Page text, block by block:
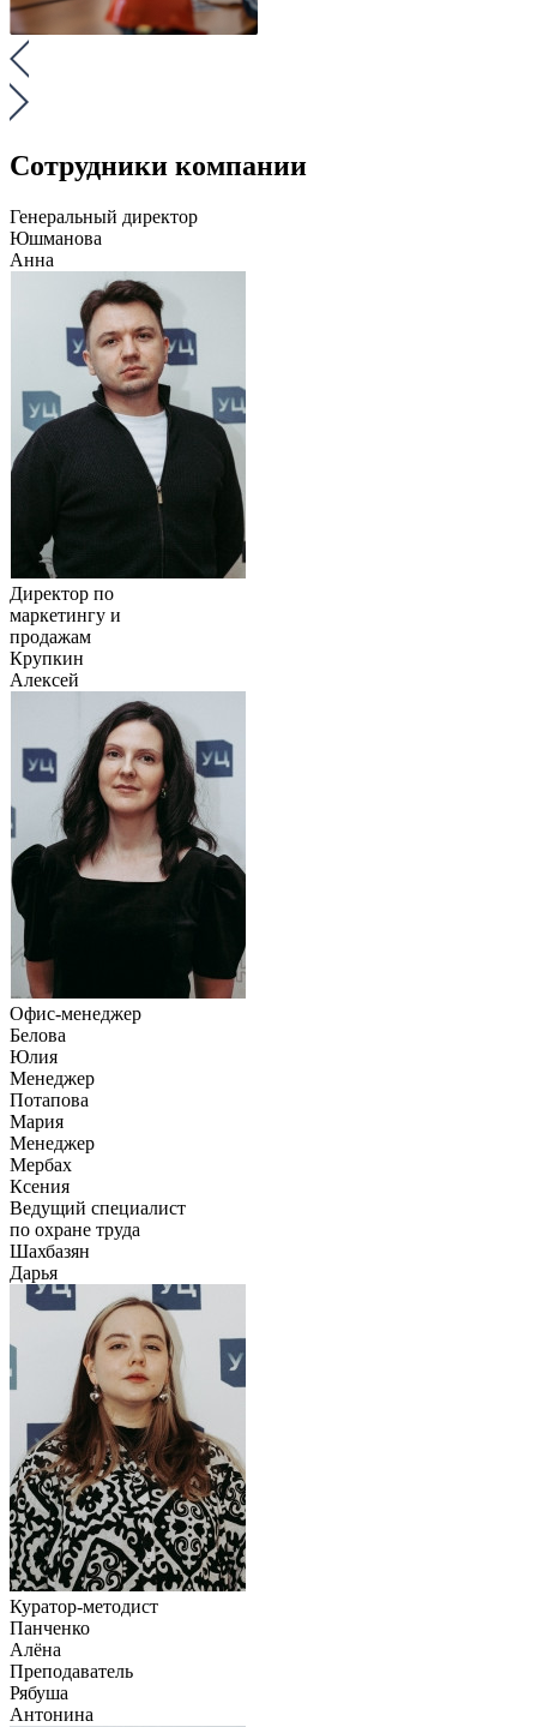
Сотрудники компании
Генеральный директор
Юшманова
Анна
Директор по
маркетингу и
продажам
Крупкин
Алексей
Офис-менеджер
Белова
Юлия
Менеджер
Потапова
Мария
Менеджер
Мербах
Ксения
Ведущий специалист
по охране труда
Шахбазян
Дарья
Куратор-методист
Панченко
Алёна
Преподаватель
Рябуша
Антонина